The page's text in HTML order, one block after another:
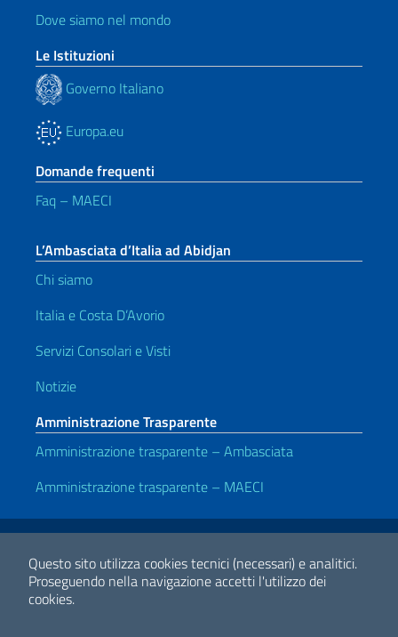
Questo sito utilizza cookies tecnici (necessari) e analitici.
Proseguendo nella navigazione accetti l'utilizzo dei
cookies.
Dove siamo nel mondo
Le Istituzioni
Governo Italiano
Europa.eu
Domande frequenti
Faq – MAECI
L’Ambasciata d’Italia ad Abidjan
Chi siamo
Italia e Costa D’Avorio
Servizi Consolari e Visti
Notizie
Amministrazione Trasparente
Amministrazione trasparente – Ambasciata
Amministrazione trasparente – MAECI
Link Utili